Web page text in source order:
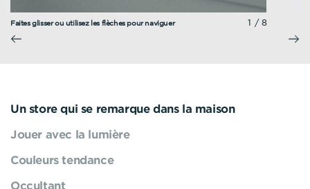
Faites glisser ou utilisez les flèches pour naviguer 1/8
Un store qui se remarque dans la maison
Jouer avec la lumière
Couleurs tendance
Occultant